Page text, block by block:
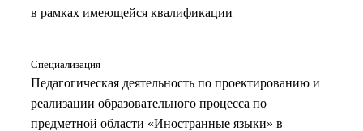
в рамках имеющейся квалификации
Специализация
Педагогическая деятельность по проектированию и
реализации образовательного процесса по
предметной области «Иностранные языки» в